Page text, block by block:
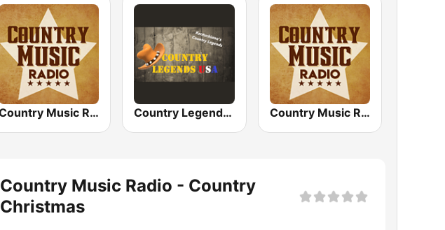
Country Music Radio - Easy Country Country Legends USA Country Music Radio - Classic Country
Country Music Radio - Country
Christmas